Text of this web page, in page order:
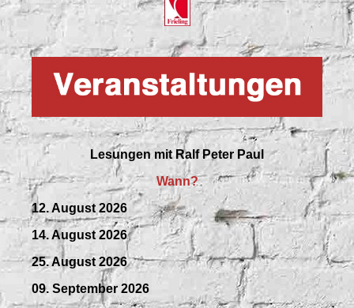
Lesungen mit Ralf Peter Paul
Wann?
12. August 2026
14. August 2026
25. August 2026
09. September 2026